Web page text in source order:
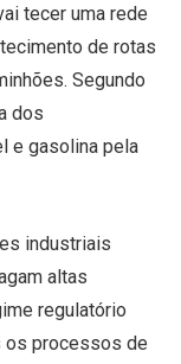
tecer uma rede
de rotas
Segundo
dos
e gasolina pela
industriais
altas
regulatório
os processos de